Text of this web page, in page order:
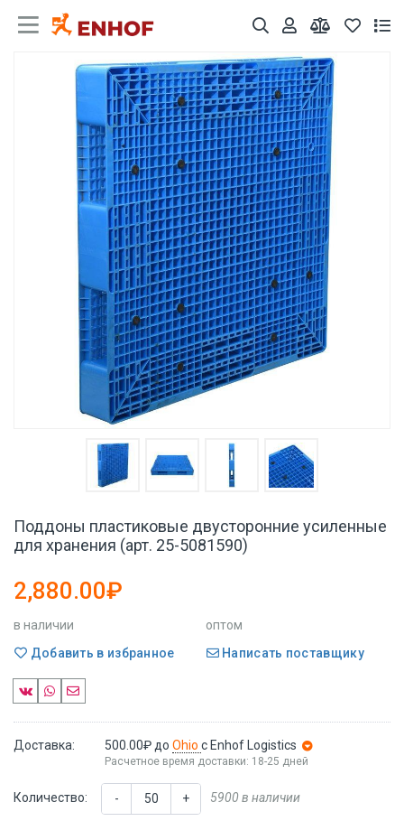
Поддоны пластиковые двусторонние усиленные
для хранения (арт. 25-5081590)
2,880.00₽
в наличии
оптом
Добавить в избранное
Написать поставщику
Доставка: 500.00₽ до Ohio с Enhof Logistics
Расчетное время доставки: 18-25 дней
Количество: - + 5900 в наличии